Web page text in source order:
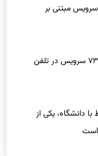
سرویس مبتنی بر
سوپر اپلیکیشن تاپ، یک بانک و ۷۳ سرویس در تلفن
دانشگاه، یکی از
است